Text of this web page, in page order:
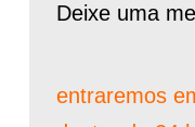
Deixe uma
entraremos